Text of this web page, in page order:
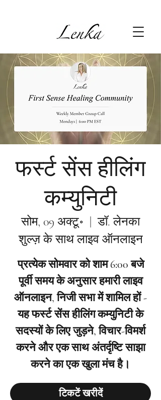
फर्स्ट सेंस हीलिंग
कम्युनिटी
सोम, 09 अक्टू॰
  |
डॉ. लेनका
शुल्ज़ के साथ लाइव ऑनलाइन
प्रत्येक सोमवार को शाम 6:00 बजे
पूर्वी समय के अनुसार हमारी लाइव
ऑनलाइन, निजी सभा में शामिल हों -
यह फर्स्ट सेंस हीलिंग कम्युनिटी के
सदस्यों के लिए जुड़ने, विचार-विमर्श
करने और एक साथ अंतर्दृष्टि साझा
करने का एक खुला मंच है।
टिकटें खरीदें